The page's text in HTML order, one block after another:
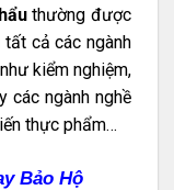
thường được
cả các ngành
kiểm nghiệm,
các ngành nghề
thực phẩm…
Bảo Hộ